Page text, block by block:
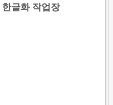
글화 작업장